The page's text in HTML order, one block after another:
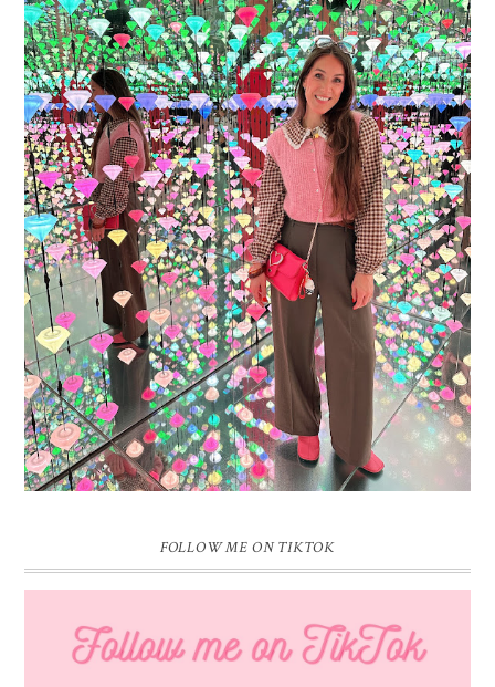
16 JAAR SPRINKLES ON A CUPCAKE
Vandaag is het weer zo’n moment waarop ik even bewust op de
pauzeknop duw, want Sprinkles on a Cupcake bestaat 16 jaar. Zestien.
Dat blijft ...
FOLLOW ME ON TIKTOK